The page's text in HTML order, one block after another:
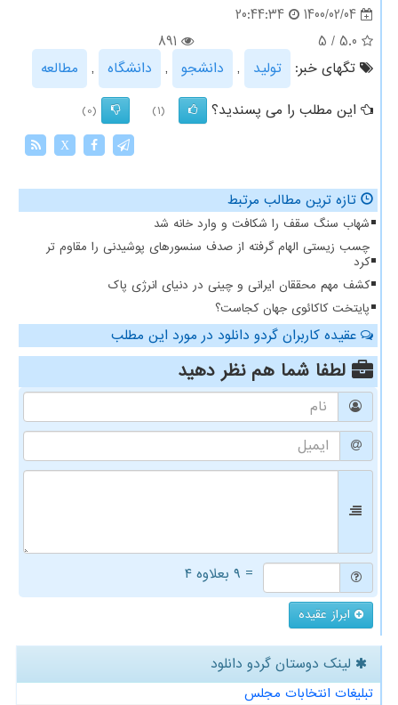
1400/02/04
20:44:34
5.0
/
5
891
تگهای خبر:
تولید , دانشجو , دانشگاه ,
مطالعه
این مطلب را می پسندید؟
(1)
(0)
X
تازه ترین مطالب مرتبط
شهاب سنگ سقف را شکافت و وارد خانه شد
چسب زیستی الهام گرفته از صدف سنسورهای پوشیدنی را مقاوم تر
کرد
کشف مهم محققان ایرانی و چینی در دنیای انرژی پاک
پایتخت کاکائوی جهان کجاست؟
عقیده کاربران گردو دانلود در مورد این مطلب
لطفا شما همنظر دهید
= ۹ بعلاوه ۴
ابراز عقیده
لینک دوستان گردو دانلود
تبلیغات انتخابات مجلس